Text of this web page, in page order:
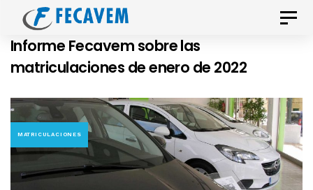
Skip
links
primary
navigation
content
Toggle
Informe Fecavem sobre las
matriculaciones de enero de 2022
MATRICULACIONES